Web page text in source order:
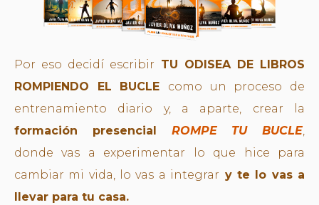
Por eso decidí escribir TU ODISEA DE LIBROS
ROMPIENDO EL BUCLE como un proceso de
entrenamiento diario y, a aparte, crear la
formación presencial
ROMPE TU BUCLE,
dondevas a experimentar lo que hice para
cambiar mi vida, lo vas a integrar y te lo vas a
llevar para tu casa.